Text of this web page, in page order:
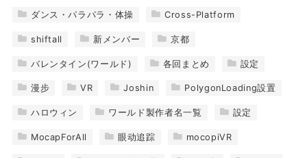
ダンス・パラパラ・体操 Cross-Platform
shiftall 新メンバー 京都
バレンタイン(ワールド) 各回まとめ 設定
漫步 VR Joshin PolygonLoading設置
ハロウィン ワールド製作者名一覧 設定
MocapForAll 眼动追踪 mocopiVR